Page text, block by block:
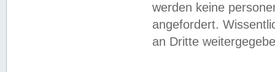
werden keine
angefordert.
an Dritte